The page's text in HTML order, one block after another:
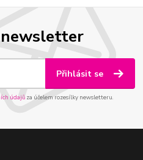
Přihlásit se
údajůza účelem rozesílky newsletteru.